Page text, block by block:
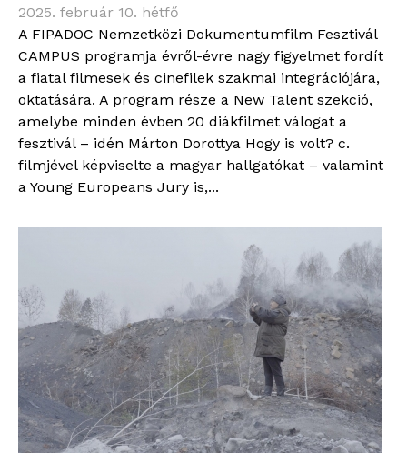
2025. február 10. hétfő
A FIPADOC Nemzetközi Dokumentumfilm Fesztivál
CAMPUS programja évről-évre nagy figyelmet fordít
a fiatal filmesek és cinefilek szakmai integrációjára,
oktatására. A program része a New Talent szekció,
amelybe minden évben 20 diákfilmet válogat a
fesztivál – idén Márton Dorottya Hogy is volt? c.
filmjével képviselte a magyar hallgatókat – valamint
a Young Europeans Jury is,...